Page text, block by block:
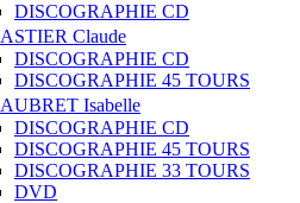
DISCOGRAPHIE CD
ASTIER Claude
DISCOGRAPHIE CD
DISCOGRAPHIE 45 TOURS
AUBRET Isabelle
DISCOGRAPHIE CD
DISCOGRAPHIE 45 TOURS
DISCOGRAPHIE 33 TOURS
DVD